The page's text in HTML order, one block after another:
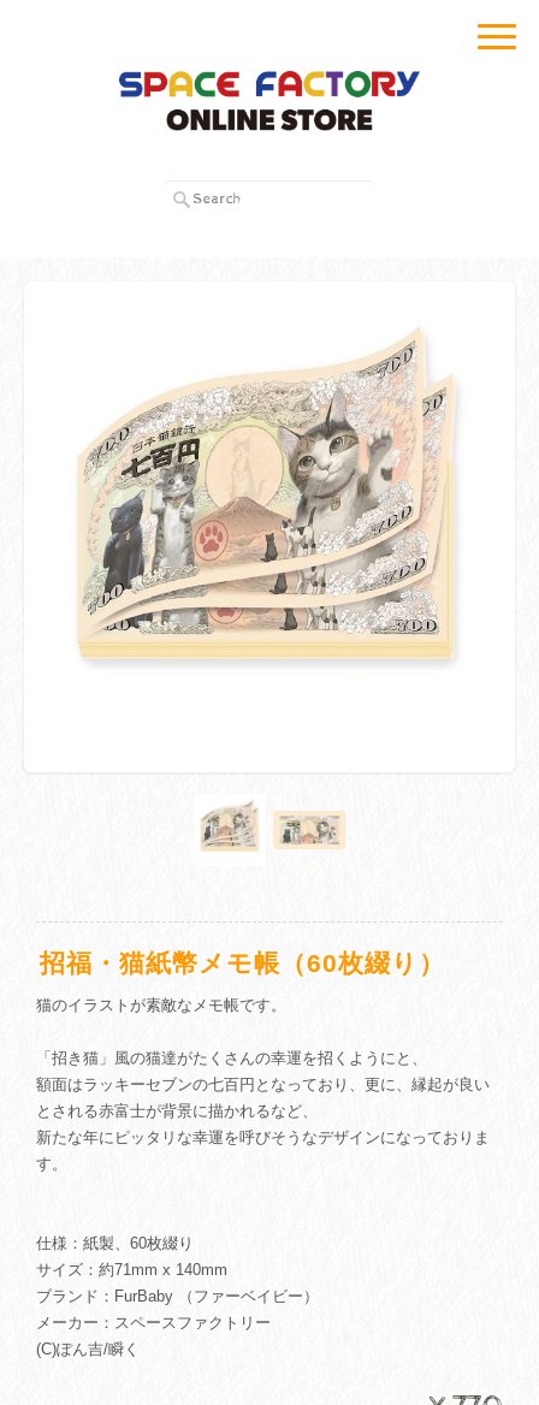
招福・猫紙幣メモ帳（60枚綴り）
猫のイラストが素敵なメモ帳です。
「招き猫」風の猫達がたくさんの幸運を招くようにと、
額面はラッキーセブンの七百円となっており、更に、縁起が良い
とされる赤富士が背景に描かれるなど、
新たな年にピッタリな幸運を呼びそうなデザインになっておりま
す。
仕様：紙製、60枚綴り
サイズ：約71mm x 140mm
ブランド：FurBaby （ファーベイビー）
メーカー：スペースファクトリー
(C)ぽん吉/瞬く